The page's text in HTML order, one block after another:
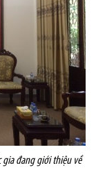
gia đang giới thiệu về